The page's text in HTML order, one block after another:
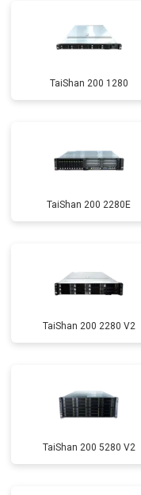
TaiShan 200 1280
TaiShan 200 2280E
TaiShan 200 2280 V2
TaiShan 200 5280 V2